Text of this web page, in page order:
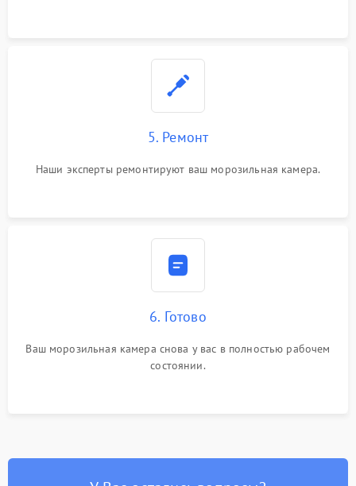
5. Ремонт
Наши эксперты ремонтируют ваш морозильная камера.
6. Готово
Ваш морозильная камера снова у вас в полностью рабочем
состоянии.